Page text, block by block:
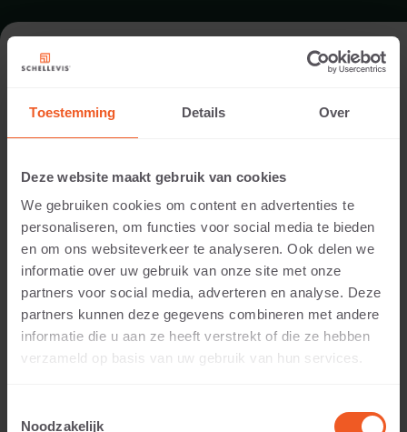
Toestemming Details Over
Deze website maakt gebruik van cookies
We gebruiken cookies om content en advertenties te
personaliseren, om functies voor social media te bieden
en om ons websiteverkeer te analyseren. Ook delen we
informatie over uw gebruik van onze site met onze
partners voor social media, adverteren en analyse. Deze
partners kunnen deze gegevens combineren met andere
informatie die u aan ze heeft verstrekt of die ze hebben
verzameld op basis van uw gebruik van hun services.
Noodzakelijk
FORMAT - GROOTFORMAAT TEGEL
SORTIMENT GROSSFORMATPLATTEN
14 CM DICKE